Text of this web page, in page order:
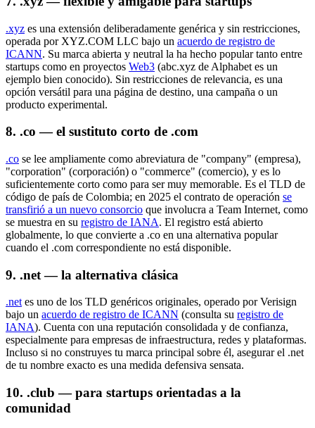
.xyz es una extensión deliberadamente genérica y sin restricciones,
operada por XYZ.COM LLC bajo un acuerdo de registro de
ICANN. Su marca abierta y neutral la ha hecho popular tanto entre
startups como en proyectos Web3 (abc.xyz de Alphabet es un
ejemplo bien conocido). Sin restricciones de relevancia, es una
opción versátil para una página de destino, una campaña o un
producto experimental.
8. .co — el sustituto corto de .com
.co se lee ampliamente como abreviatura de "company" (empresa),
"corporation" (corporación) o "commerce" (comercio), y es lo
suficientemente corto como para ser muy memorable. Es el TLD de
código de país de Colombia; en 2025 el contrato de operación se
transfirió a un nuevo consorcio que involucra a Team Internet, como
se muestra en su registro de IANA. El registro está abierto
globalmente, lo que convierte a .co en una alternativa popular
cuando el .com correspondiente no está disponible.
9. .net — la alternativa clásica
.netes uno de los TLD genéricos originales, operado por Verisign
bajo un acuerdo de registro de ICANN (consulta su registro de
IANA). Cuenta con una reputación consolidada y de confianza,
especialmente para empresas de infraestructura, redes y plataformas.
Incluso si no construyes tu marca principal sobre él, asegurar el .net
de tu nombre exacto es una medida defensiva sensata.
10. .club — para startups orientadas a la
comunidad